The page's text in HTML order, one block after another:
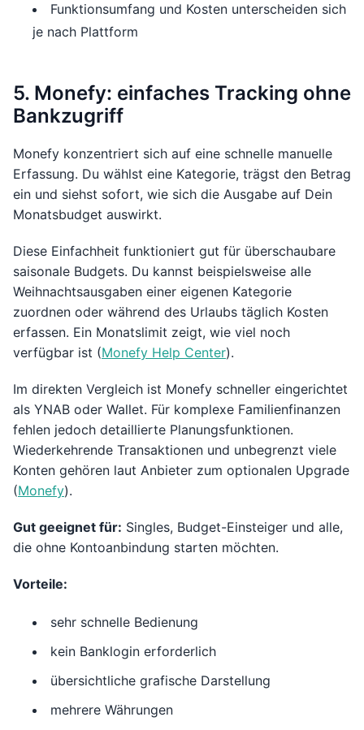
Funktionsumfang und Kosten unterscheiden sich
je nach Plattform
5. Monefy: einfaches Tracking ohne
Bankzugriff
Monefy konzentriert sich auf eine schnelle manuelle
Erfassung. Du wählst eine Kategorie, trägst den Betrag
ein und siehst sofort, wie sich die Ausgabe auf Dein
Monatsbudget auswirkt.
Diese Einfachheit funktioniert gut für überschaubare
saisonale Budgets. Du kannst beispielsweise alle
Weihnachtsausgaben einer eigenen Kategorie
zuordnen oder während des Urlaubs täglich Kosten
erfassen. Ein Monatslimit zeigt, wie viel noch
verfügbar ist (Monefy Help Center).
Im direkten Vergleich ist Monefy schneller eingerichtet
als YNAB oder Wallet. Für komplexe Familienfinanzen
fehlen jedoch detaillierte Planungsfunktionen.
Wiederkehrende Transaktionen und unbegrenzt viele
Konten gehören laut Anbieter zum optionalen Upgrade
(Monefy).
Gut geeignet für: Singles, Budget-Einsteiger und alle,
die ohne Kontoanbindung starten möchten.
Vorteile:
sehr schnelle Bedienung
kein Banklogin erforderlich
übersichtliche grafische Darstellung
mehrere Währungen